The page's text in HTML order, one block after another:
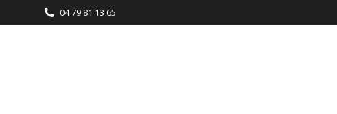
04 79 81 13 65